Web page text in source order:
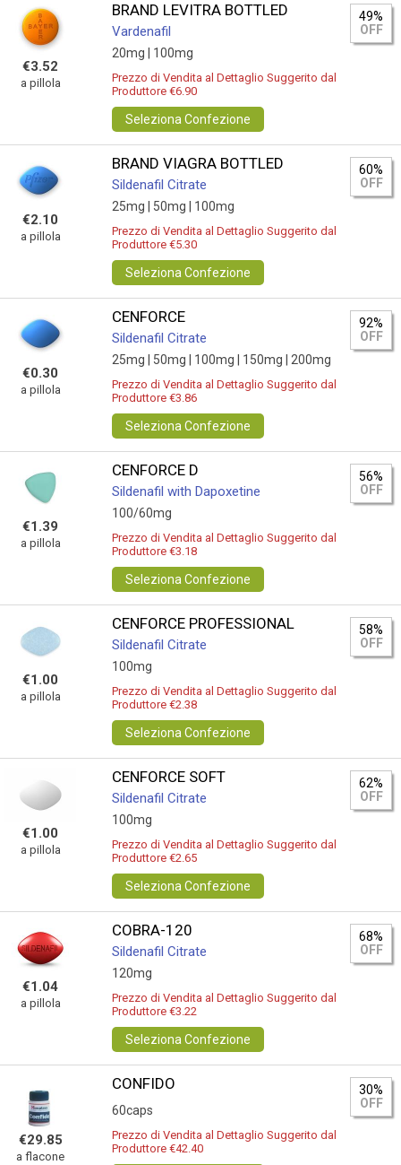
€3.52
a pillola
BRAND LEVITRA BOTTLED
Vardenafil
20mg | 100mg
49%
OFF
Prezzo di Vendita al Dettaglio Suggerito dal
Produttore €6.90
Seleziona Confezione
€2.10
a pillola
BRAND VIAGRA BOTTLED
Sildenafil Citrate
25mg | 50mg | 100mg
60%
OFF
Prezzo di Vendita al Dettaglio Suggerito dal
Produttore €5.30
Seleziona Confezione
€0.30
a pillola
CENFORCE
Sildenafil Citrate
25mg | 50mg | 100mg | 150mg | 200mg
92%
OFF
Prezzo di Vendita al Dettaglio Suggerito dal
Produttore €3.86
Seleziona Confezione
€1.39
a pillola
CENFORCE D
Sildenafil with Dapoxetine
100/60mg
56%
OFF
Prezzo di Vendita al Dettaglio Suggerito dal
Produttore €3.18
Seleziona Confezione
€1.00
a pillola
CENFORCE PROFESSIONAL
Sildenafil Citrate
100mg
58%
OFF
Prezzo di Vendita al Dettaglio Suggerito dal
Produttore €2.38
Seleziona Confezione
€1.00
a pillola
CENFORCE SOFT
Sildenafil Citrate
100mg
62%
OFF
Prezzo di Vendita al Dettaglio Suggerito dal
Produttore €2.65
Seleziona Confezione
€1.04
a pillola
COBRA-120
Sildenafil Citrate
120mg
68%
OFF
Prezzo di Vendita al Dettaglio Suggerito dal
Produttore €3.22
Seleziona Confezione
€29.85
a flacone
CONFIDO
60caps
30%
OFF
Prezzo di Vendita al Dettaglio Suggerito dal
Produttore €42.40